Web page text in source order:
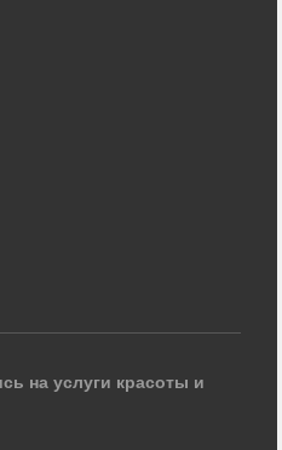
на услуги красоты и